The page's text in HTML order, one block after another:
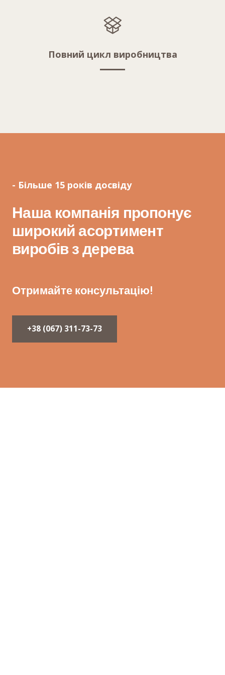
Повний цикл виробництва
- Більше 15 років досвіду
Наша компанія пропонує
широкий асортимент
виробів з дерева
Отримайте консультацію!
+38 (067) 311-73-73